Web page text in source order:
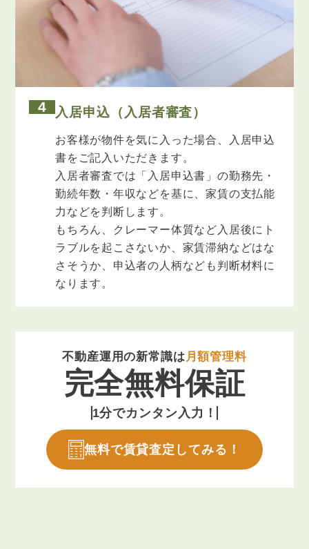
4 入居申込（入居者審査）
お客様が物件を気に入った場合、入居申込
書をご記入いただきます。
入居者審査では「入居申込書」の勤務先・
勤続年数・年収などを基に、家賃の支払能
力などを判断します。
もちろん、クレーマー体質など入居後にト
ラブルを起こさないか、家賃滞納などはな
さそうか、申込者の人柄なども判断材料に
なります。
不動産運用の新常識は 月額管理料
完全無料保証
1分でカンタン入力！
無料で賃貸査定してみる！